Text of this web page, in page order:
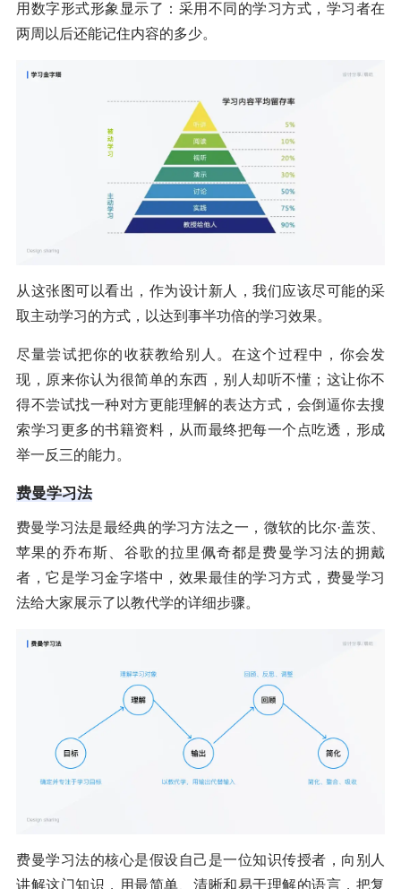
用数字形式形象显示了：采用不同的学习方式，学习者在
两周以后还能记住内容的多少。
从这张图可以看出，作为设计新人，我们应该尽可能的采
取主动学习的方式，以达到事半功倍的学习效果。
尽量尝试把你的收获教给别人。在这个过程中，你会发
现，原来你认为很简单的东西，别人却听不懂；这让你不
得不尝试找一种对方更能理解的表达方式，会倒逼你去搜
索学习更多的书籍资料，从而最终把每一个点吃透，形成
举一反三的能力。
费曼学习法
费曼学习法是最经典的学习方法之一，微软的比尔·盖茨、
苹果的乔布斯、谷歌的拉里佩奇都是费曼学习法的拥戴
者，它是学习金字塔中，效果最佳的学习方式，费曼学习
法给大家展示了以教代学的详细步骤。
费曼学习法的核心是假设自己是一位知识传授者，向别人
讲解这门知识，用最简单、清晰和易于理解的语言，把复